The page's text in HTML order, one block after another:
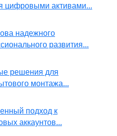
цифровыми активами...
надежного
развития...
решения для
монтажа...
подход к
аккаунтов...